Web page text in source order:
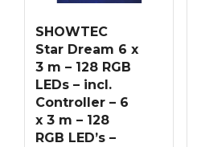
SHOWTEC
Star Dream 6 x
3 m – 128 RGB
LEDs – incl.
Controller – 6
x 3 m – 128
RGB LED’s –